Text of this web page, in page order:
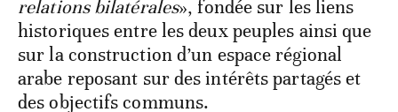
relations bilatérales», fondée sur les liens
historiques entre les deux peuples ainsi que
sur la construction d’un espace régional
arabe reposant sur des intérêts partagés et
des objectifs communs.